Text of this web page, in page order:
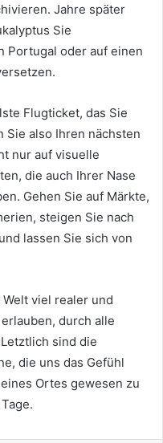
Jahre später
Sie
Portugal oder auf einen
Flugticket, das Sie
Sie also Ihren nächsten
nur auf visuelle
die auch Ihrer Nase
Gehen Sie auf Märkte,
steigen Sie nach
lassen Sie sich von
viel realer und
durch alle
sind die
die uns das Gefühl
Ortes gewesen zu